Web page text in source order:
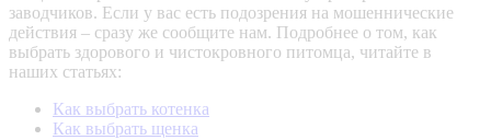
заводчиков. Если у вас есть подозрения на мошеннические
действия – сразу же сообщите нам. Подробнее о том, как
выбрать здорового и чистокровного питомца, читайте в
наших статьях:
Как выбрать котенка
Как выбрать щенка